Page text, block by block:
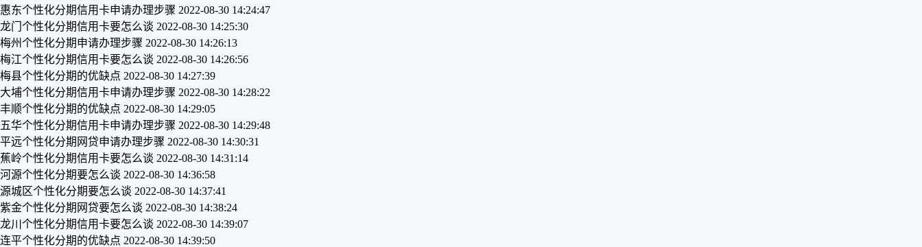
惠东个性化分期信用卡申请办理步骤 2022-08-30 14:24:47
龙门个性化分期信用卡要怎么谈 2022-08-30 14:25:30
梅州个性化分期申请办理步骤 2022-08-30 14:26:13
梅江个性化分期信用卡要怎么谈 2022-08-30 14:26:56
梅县个性化分期的优缺点 2022-08-30 14:27:39
大埔个性化分期信用卡申请办理步骤 2022-08-30 14:28:22
丰顺个性化分期的优缺点 2022-08-30 14:29:05
五华个性化分期信用卡申请办理步骤 2022-08-30 14:29:48
平远个性化分期网贷申请办理步骤 2022-08-30 14:30:31
蕉岭个性化分期信用卡要怎么谈 2022-08-30 14:31:14
河源个性化分期要怎么谈 2022-08-30 14:36:58
源城区个性化分期要怎么谈 2022-08-30 14:37:41
紫金个性化分期网贷要怎么谈 2022-08-30 14:38:24
龙川个性化分期信用卡要怎么谈 2022-08-30 14:39:07
连平个性化分期的优缺点 2022-08-30 14:39:50